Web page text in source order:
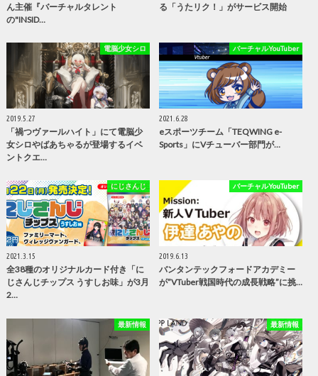
ん主催『バーチャルタレント
の"INSID…
る「うたリク！」がサービス開始
電脳少女シロ
2019.5.27
「禍つヴァールハイト」にて電脳少
女シロやばあちゃるが登場するイベ
ントクエ…
バーチャルYouTuber
2021.6.28
eスポーツチーム「TEQWING e-
Sports」にVチューバー部門が…
にじさんじ
2021.3.15
全38種のオリジナルカード付き「に
じさんじチップス うすしお味」が3月
2…
バーチャルYouTuber
2019.6.13
バンタンテックフォードアカデミー
が”VTuber戦国時代の成長戦略”に挑…
最新情報 最新情報